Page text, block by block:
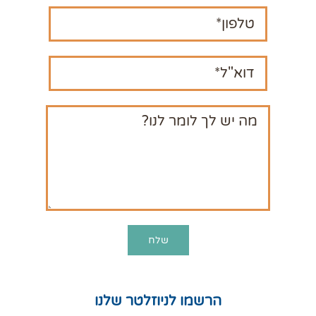
הרשמו לניוזלטר שלנו